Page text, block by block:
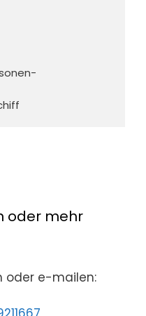
oder mehr
oder e-mailen: